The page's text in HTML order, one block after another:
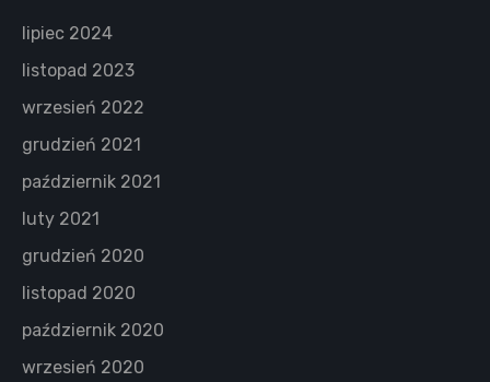
lipiec 2024
listopad 2023
wrzesień 2022
grudzień 2021
październik 2021
luty 2021
grudzień 2020
listopad 2020
październik 2020
wrzesień 2020